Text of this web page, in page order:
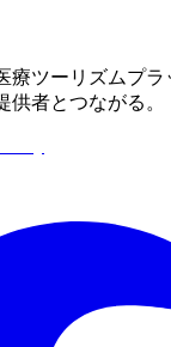
療ツーリズムプラ
者とつながる。